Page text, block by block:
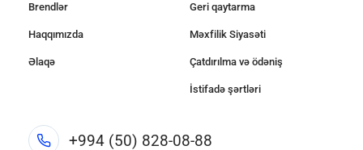
Brendlər
Haqqımızda
Əlaqə
Geri qaytarma
Məxfilik Siyasəti
Çatdırılma və ödəniş
İstifadə şərtləri
+994 (50) 828-08-88